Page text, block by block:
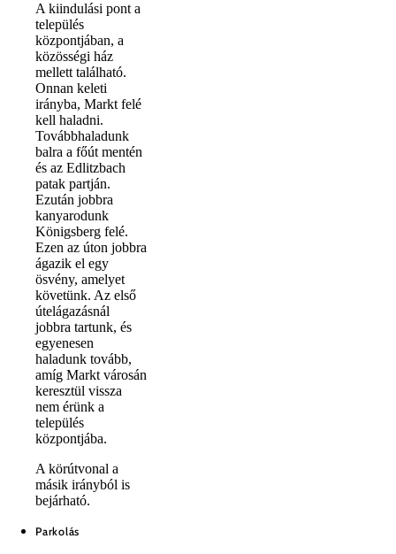
A kiindulási pont a
település
központjában, a
közösségi ház
mellett található.
Onnan keleti
irányba, Markt felé
kell haladni.
Továbbhaladunk
balra a főút mentén
és az Edlitzbach
patak partján.
Ezután jobbra
kanyarodunk
Königsberg felé.
Ezen az úton jobbra
ágazik el egy
ösvény, amelyet
követünk. Az első
útelágazásnál
jobbra tartunk, és
egyenesen
haladunk tovább,
amíg Markt városán
keresztül vissza
nem érünk a
település
központjába.
A körútvonal a
másik irányból is
bejárható.
Parkolás